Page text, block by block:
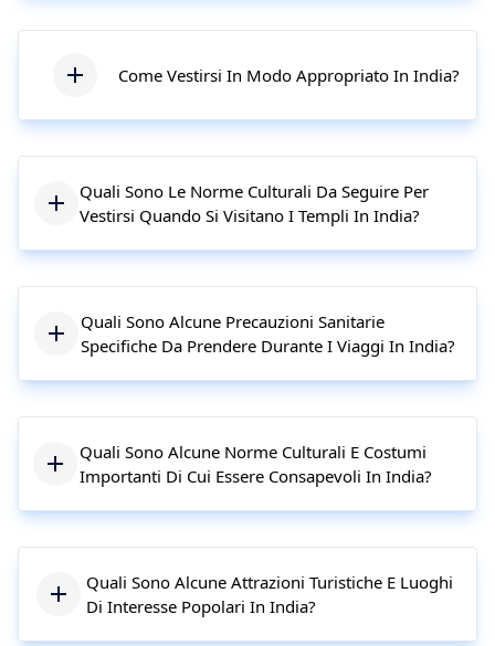
Come Vestirsi In Modo Appropriato In India?
Quali Sono Le Norme Culturali Da Seguire Per
Vestirsi Quando Si Visitano I Templi In India?
Quali Sono Alcune Precauzioni Sanitarie
Specifiche Da Prendere Durante I Viaggi In India?
Quali Sono Alcune Norme Culturali E Costumi
Importanti Di Cui Essere Consapevoli In India?
Quali Sono Alcune Attrazioni Turistiche E Luoghi
Di Interesse Popolari In India?